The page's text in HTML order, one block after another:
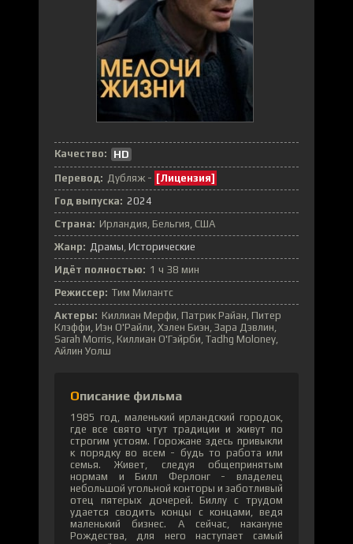
Качество:
HD
Перевод: Дубляж - [Лицензия]
Год выпуска: 2024
Страна: Ирландия, Бельгия, США
Жанр: Драмы Исторические
Идёт полностью: 1 ч 38 мин
Режиссер: Тим Милантс
Актеры: Киллиан Мерфи, Патрик Райан, Питер
Клэффи, Иэн О'Райли, Хэлен Биэн, Зара Дэвлин,
Sarah Morris, Киллиан О'Гэйрби, Tadhg Moloney,
Айлин Уолш
Описание фильма
1985 год, маленький ирландский городок,
где все свято чтут традиции и живут по
строгим устоям. Горожане здесь привыкли
к порядку во всем - будь то работа или
семья. Живет, следуя общепринятым
нормам и Билл Ферлонг - владелец
небольшой угольной конторы и заботливый
отец пятерых дочерей. Биллу с трудом
удается сводить концы с концами, ведя
маленький бизнес. А сейчас, накануне
Рождества, для него наступает самый